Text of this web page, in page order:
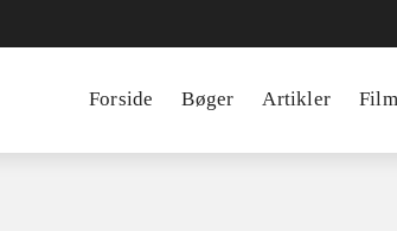
Forside Bøger Artikler Film